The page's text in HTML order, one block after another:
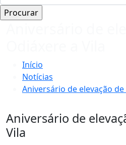
Início
Notícias
Aniversário de elevação
Aniversário de
Vila